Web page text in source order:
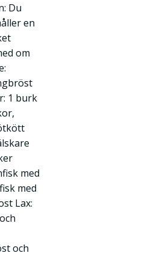
Du
en
om
1 burk
med
med
Lax:
och